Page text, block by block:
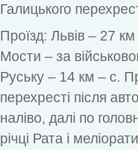
Галицького
Проїзд: Львів – 27
Мости – за
Руську – 14 км – с.
перехресті після
наліво, далі по
річці Рата і